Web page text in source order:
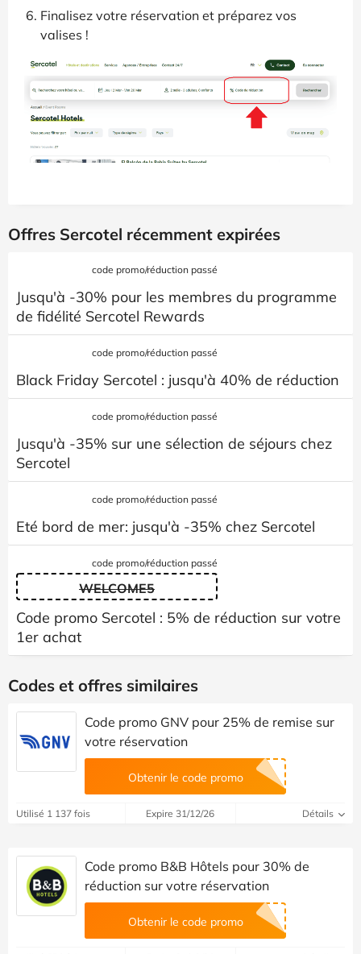
Finalisez votre réservation et préparez vos
valises !
Offres Sercotel récemment expirées
code promo/réduction passé
Jusqu'à -30% pour les membres du programme
de fidélité Sercotel Rewards
code promo/réduction passé
Black Friday Sercotel : jusqu'à 40% de réduction
code promo/réduction passé
Jusqu'à -35% sur une sélection de séjours chez
Sercotel
code promo/réduction passé
Eté bord de mer: jusqu'à -35% chez Sercotel
code promo/réduction passé
WELCOME5
Code promo Sercotel : 5% de réduction sur votre
1er achat
Codes et offres similaires
Code promo GNV pour 25% de remise sur
votre réservation
Obtenir le code promo
Utilisé 1 137 fois Expire 31/12/26 Détails
Code promo B&B Hôtels pour 30% de
réduction sur votre réservation
Obtenir le code promo